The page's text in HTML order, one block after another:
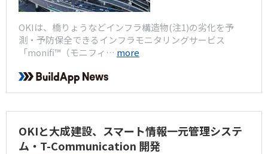
OKIは、橋りょうなどインフラ構造物(注1)の劣化を予
測・予防保全できるインフラモニタリングサービス
「monifi™（モニフィ… more
OKIと大成建設、スマート情報一元管理システ
ム・T-Communication 開発